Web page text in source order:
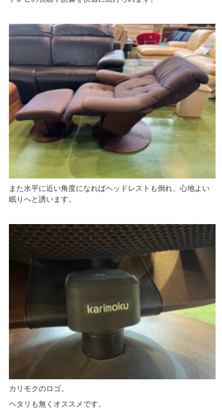
また水平に近い角度になればヘッドレストも倒れ、心地よい
眠りへと誘います。
カリモクのロゴ。
ヘタリも無くオススメです。